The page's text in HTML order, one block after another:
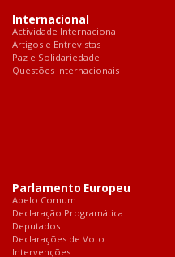
Internacional
Actividade Internacional
Artigos e Entrevistas
Paz e Solidariedade
Questões Internacionais
Parlamento Europeu
Apelo Comum
Declaração Programática
Deputados
Declarações de Voto
Intervenções